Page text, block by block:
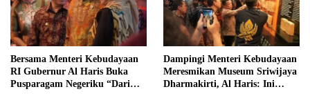
Bersama Menteri Kebudayaan
RI Gubernur Al Haris Buka
Pusparagam Negeriku “Dari
Dampingi Menteri Kebudayaan
Meresmikan Museum Sriwijaya
Dharmakirti, Al Haris: Ini